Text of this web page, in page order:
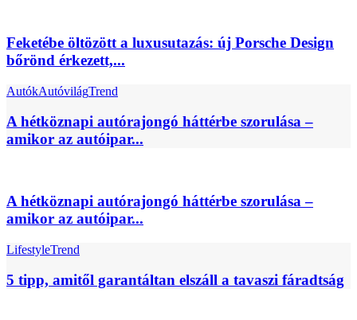
Feketébe öltözött a luxusutazás: új Porsche Design
bőrönd érkezett,...
AutókAutóvilágTrend
A hétköznapi autórajongó háttérbe szorulása –
amikor az autóipar...
A hétköznapi autórajongó háttérbe szorulása –
amikor az autóipar...
LifestyleTrend
5 tipp, amitől garantáltan elszáll a tavaszi fáradtság